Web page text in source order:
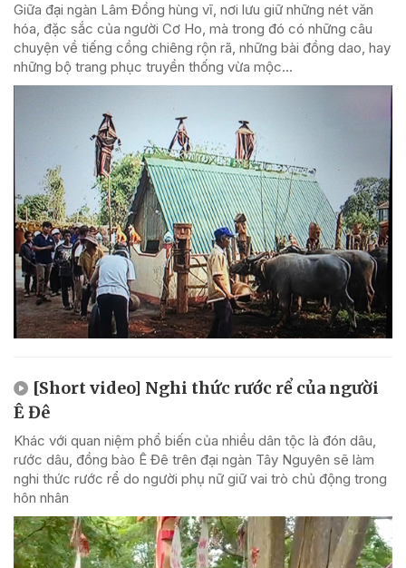
Giữa đại ngàn Lâm Đồng hùng vĩ, nơi lưu giữ những nét văn
hóa, đặc sắc của người Cơ Ho, mà trong đó có những câu
chuyện về tiếng cồng chiêng rộn rã, những bài đồng dao, hay
những bộ trang phục truyền thống vừa mộc...
[Short video] Nghi thức rước rể của người
Ê Đê
Khác với quan niệm phổ biến của nhiều dân tộc là đón dâu,
rước dâu, đồng bào Ê Đê trên đại ngàn Tây Nguyên sẽ làm
nghi thức rước rể do người phụ nữ giữ vai trò chủ động trong
hôn nhân